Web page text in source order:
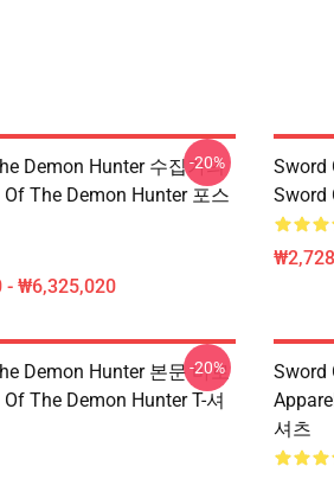
Demon Hunter 수집가의
The Demon Hunter 포스
- ₩6,325,020
-20%
Sword
Sword
Demon Hunter 본문 바로
The Demon Hunter T-셔
-20%
Sword
셔츠